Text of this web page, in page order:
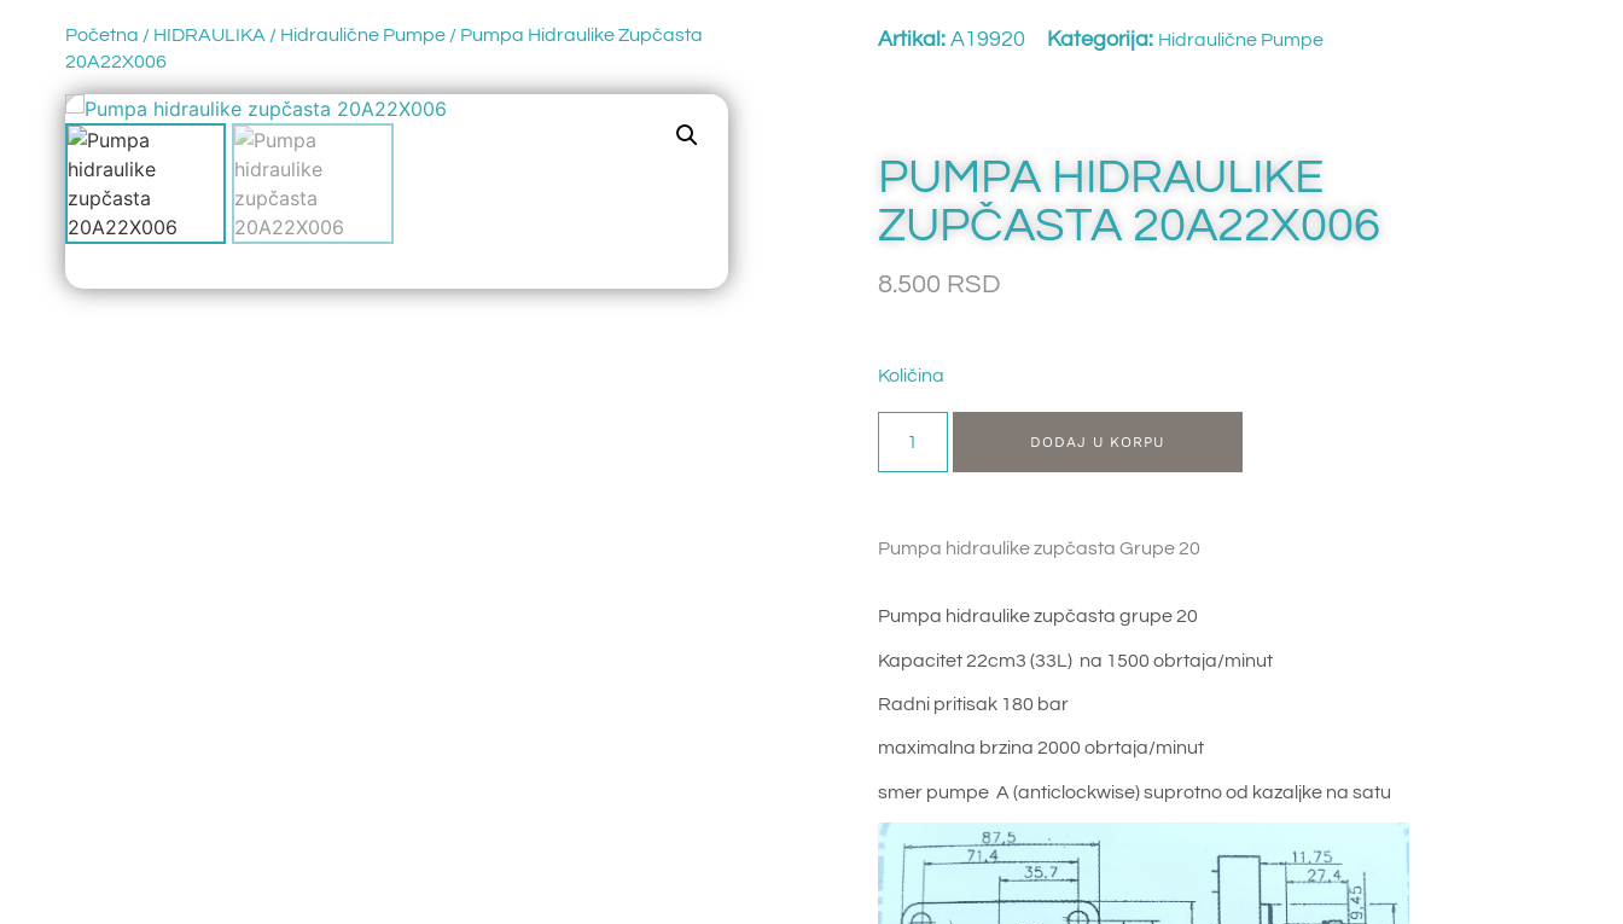
Početna / HIDRAULIKA / Hidraulične Pumpe/ Pumpa Hidraulike Zupčasta
20A22X006
Artikal: A19920 Kategorija: Hidraulične Pumpe
PUMPA HIDRAULIKE
ZUPČASTA 20A22X006
8.500 RSD
Količina
DODAJ U KORPU
Pumpa hidraulike zupčasta Grupe 20
Pumpa hidraulike zupčasta grupe 20
Kapacitet 22cm3 (33L) na 1500 obrtaja/minut
Radni pritisak 180 bar
maximalna brzina 2000 obrtaja/minut
smer pumpe A (anticlockwise) suprotno od kazaljke na satu